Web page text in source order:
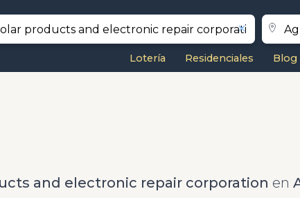
Lotería Residenciales Blog
and electronic repair corporation en